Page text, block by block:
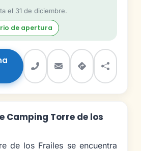
el 31 de diciembre.
de apertura
Camping Torre de los
de los Frailes se encuentra